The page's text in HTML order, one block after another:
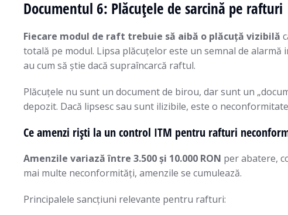
Documentul 6: Plăcuțele de sarcină pe rafturi
Fiecare modul de raft trebuie să aibă o plăcuță vizibilă
totală pe modul. Lipsa plăcuțelor este un semnal de
au cum să știe dacă supraîncarcă raftul.
Plăcuțele nu sunt un document de birou, dar sunt un
depozit. Dacă lipsesc sau sunt ilizibile, este o
Ce amenzi riști la un control ITM pentru rafturi
Amenzile variază între 3.500 și 10.000 RON per abatere,
mai multe neconformități, amenzile se cumulează.
Principalele sancțiuni relevante pentru rafturi: